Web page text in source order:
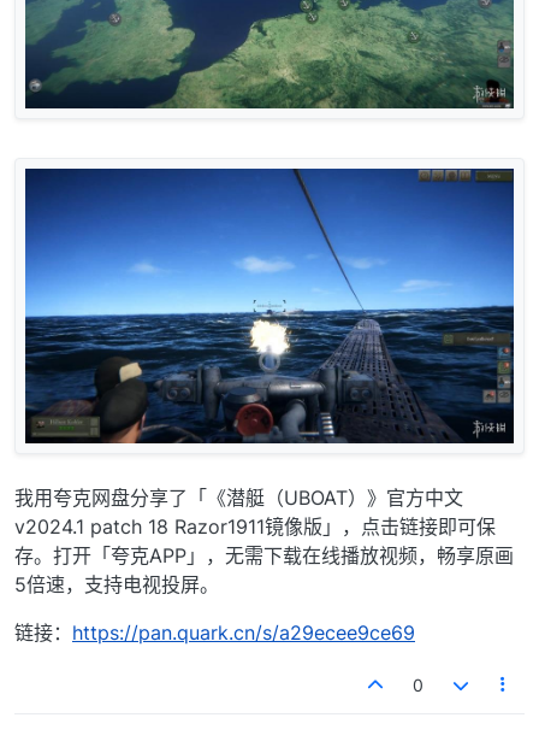
我用夸克网盘分享了「《潜艇（UBOAT）》官方中文
v2024.1 patch 18 Razor1911镜像版」，点击链接即可保
存。打开「夸克APP」，无需下载在线播放视频，畅享原画
5倍速，支持电视投屏。
链接： https://pan.quark.cn/s/a29ecee9ce69
0